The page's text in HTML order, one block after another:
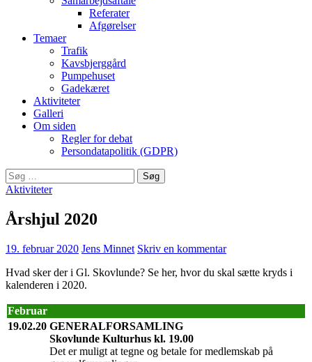
Referater
Afgørelser
Temaer
Trafik
Kavsbjerggård
Pumpehuset
Gadekæret
Aktiviteter
Galleri
Om siden
Regler for debat
Persondatapolitik (GDPR)
Søg
efter:
Aktiviteter
Årshjul 2020
19. februar 2020 Jens Minnet Skriv en kommentar
Hvad sker der i Gl. Skovlunde? Se her, hvor du skal sætte kryds i
kalenderen i 2020.
Februar
19.02.20 GENERALFORSAMLING
Skovlunde Kulturhus kl. 19.00
Det er muligt at tegne og betale for medlemskab på